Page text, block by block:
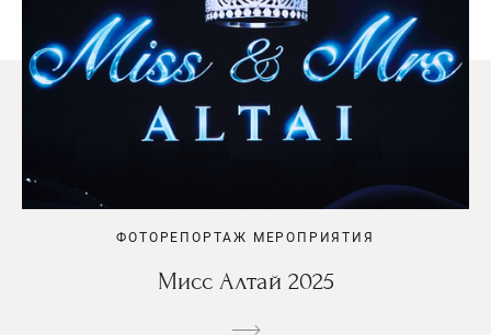
ФОТОРЕПОРТАЖ МЕРОПРИЯТИЯ
Мисс Алтай 2025